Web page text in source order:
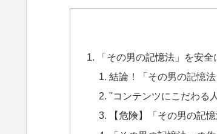
「その男の記憶法」を安
結論！「その男の記憶
"コンテンツにこだわる
【危険】「その男の記